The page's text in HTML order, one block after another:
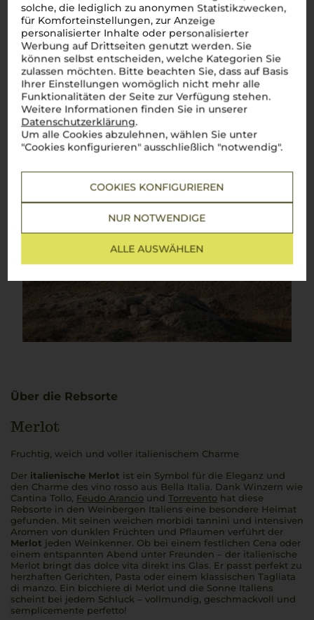
solche, die lediglich zu anonymen Statistikzwecken,
für Komforteinstellungen, zur Anzeige
personalisierter Inhalte oder personalisierter
Werbung auf Drittseiten genutzt werden. Sie
können selbst entscheiden, welche Kategorien Sie
zulassen möchten. Bitte beachten Sie, dass auf Basis
Ihrer Einstellungen womöglich nicht mehr alle
Funktionalitäten der Seite zur Verfügung stehen.
Weitere Informationen finden Sie in unserer
Datenschutzerklärung.
Um alle Cookies abzulehnen, wählen Sie unter
"Cookies konfigurieren" ausschließlich "notwendig".
COOKIES KONFIGURIEREN
NUR NOTWENDIGE
ALLE AUSWÄHLEN
Über die Rebsorte
Merlot
Fruchtig, weich und voller italienischem Charme
Der italienische Merlot ist ein Symbol für die Eleganz und
den Charme des vino rosso aus Bella Italia. Dank Winzern wie
Cantina Tollo, Feudo Arancio und Torrevento hat diese
Rebsorte in den Weinbergen Italiens eine besondere Heimat
gefunden. Mit seinen weichen morbidi tannini und intensiven
Aromen von dunklen Früchten und Pflaumen verführt der
Merlot jeden Weinkenner. Ob bei einem festlichen Cena oder
einem entspannten Abend unter Freunden – der italienische
Merlot bringt das dolce vita direkt ins Glas. Er passt perfekt zu
herzhaften Gerichten, Pasta oder einem klassischen Tagliata
di manzo. Ein bicchiere di Merlot und die Sonne Italiens
scheint bei jedem Schluck – vollmundig, geschmackvoll und
semplicemente perfetto!